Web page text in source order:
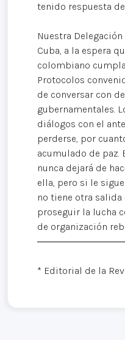
tenido respuesta
Nuestra
Cuba, a la espera
colombiano
Protocolos
de conversar con
gubernamentales.
diálogos con el
perderse, por
acumulado de paz.
nunca dejará de
ella, pero si le
no tiene otra
proseguir la lucha
de organización
* Editorial de la